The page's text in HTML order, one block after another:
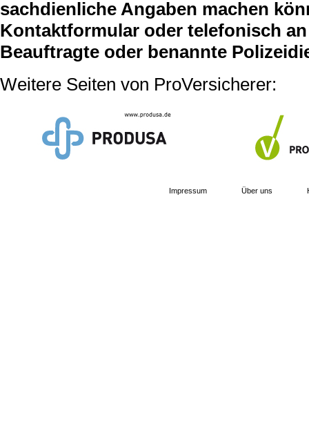
sachdienliche Angaben machen
Kontaktformular oder telefonisch
Beauftragte oder benannte
Weitere Seiten von ProVersicherer:
Impressum Über uns